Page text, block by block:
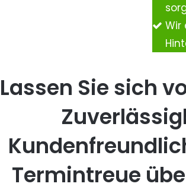
Wir
Lassen Sie sich
Termintreue